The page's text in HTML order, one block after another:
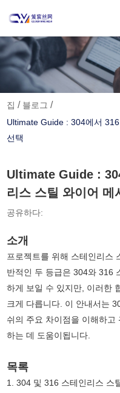
집 / 블로그 /
Ultimate Guide : 304에서
선택
Ultimate Guide :
리스 스틸 와이어 메
공유하다:
소개
프로젝트를 위해 스테인리스
반적인 두 등급은 304와 316
하게 보일 수 있지만, 이러한
크게 다릅니다. 이 안내서는
쉬의 주요 차이점을 이해하고
하는 데 도움이됩니다.
목록
1. 304 및 316 스테인리스 스